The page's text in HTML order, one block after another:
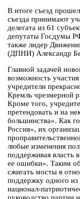
В итоге съезд
съезда принимают
делегата из 61
депутаты Госдумы
также лидер
(ДПНИ) Александр
Главной задачей
возможность
учредители
Кремль чрезмерной
Кроме того,
претендовать и на
большинства». Как
Россия», их
любые изменения
поддерживая власть
ее ошибки». Таким
сжигать мосты в
поддержку одного из
национал-